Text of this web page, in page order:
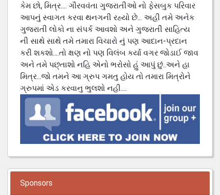
કેમ છો, મિત્ર.... ગૌરવવંતા ગુજરાતીઓ નો ફેસબુક પરિવાર
આપનું સ્વાગત કરવા થનગની રહ્યો છે... અહી તમે અનેક
ગુજરાતી લોકો ના સંપર્ક આવશો અને ગુજરાતી સાહિત્ય
ની સાથે સાથે તમે તમારા વિચારો નું પણ આદાન-પ્રદાન
કરી શકશો....તો ક્ષણ નો પણ વિલંબ કર્યા વગર જોડાઈ જાવ
અને તમે પછ્તાશો નહિ એનો ભરોસો હું આપું છું..અને હા
મિત્ર...જો તમને આ ગ્રુપ ગમતુ હોય તો તમારા મિત્રોને
ગ્રુપમાં એડ કરવાનુ ભુલશો નહી....
Sponsors